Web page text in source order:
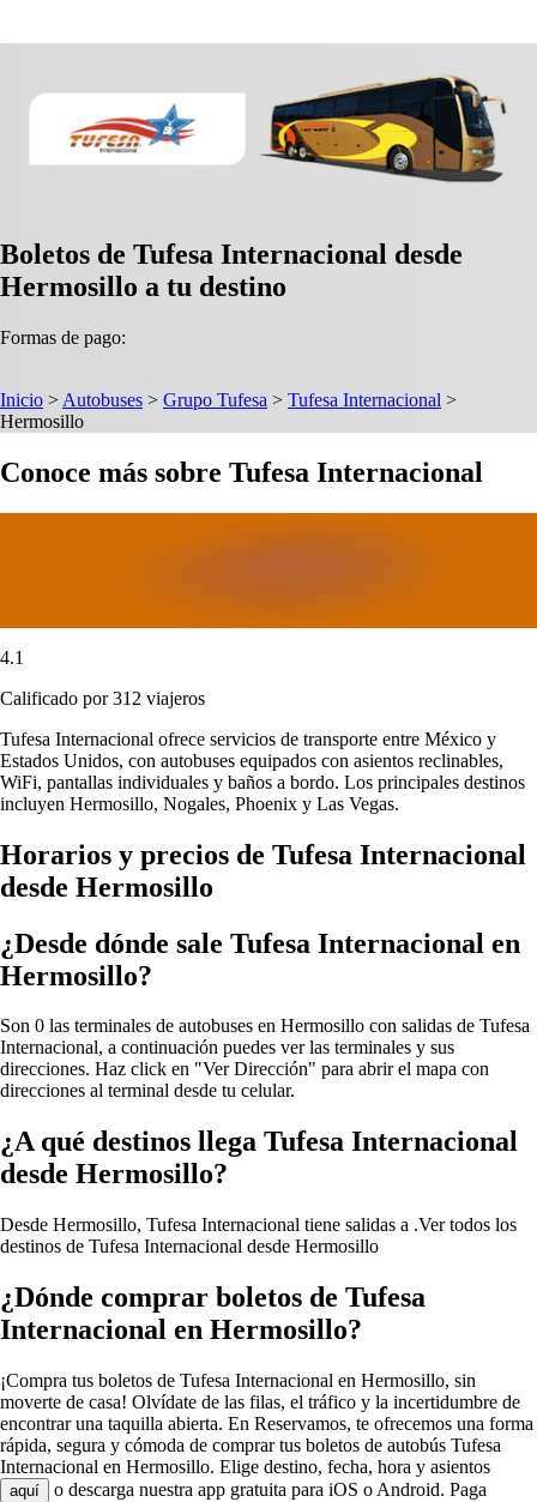
Boletos de Tufesa Internacional desde
Hermosillo a tu destino
Formas de pago:
Inicio > Autobuses > Grupo Tufesa > Tufesa Internacional >
Hermosillo
Conoce más sobre Tufesa Internacional
4.1
Calificado por 312 viajeros
Tufesa Internacional ofrece servicios de transporte entre México y
Estados Unidos, con autobuses equipados con asientos reclinables,
WiFi, pantallas individuales y baños a bordo. Los principales destinos
incluyen Hermosillo, Nogales, Phoenix y Las Vegas.
Horarios y precios de Tufesa Internacional
desde Hermosillo
¿Desde dónde sale Tufesa Internacional en
Hermosillo?
Son 0 las terminales de autobuses en Hermosillo con salidas de Tufesa
Internacional, a continuación puedes ver las terminales y sus
direcciones. Haz click en "Ver Dirección" para abrir el mapa con
direcciones al terminal desde tu celular.
¿A qué destinos llega Tufesa Internacional
desde Hermosillo?
Desde Hermosillo, Tufesa Internacional tiene salidas a .Ver todos los
destinos de Tufesa Internacional desde Hermosillo
¿Dónde comprar boletos de Tufesa
Internacional en Hermosillo?
¡Compra tus boletos de Tufesa Internacional en Hermosillo, sin
moverte de casa! Olvídate de las filas, el tráfico y la incertidumbre de
encontrar una taquilla abierta. En Reservamos, te ofrecemos una forma
rápida, segura y cómoda de comprar tus boletos de autobús Tufesa
Internacional en Hermosillo. Elige destino, fecha, hora y asientos
aquí
o descarga nuestra app gratuita para iOS o Android. Paga